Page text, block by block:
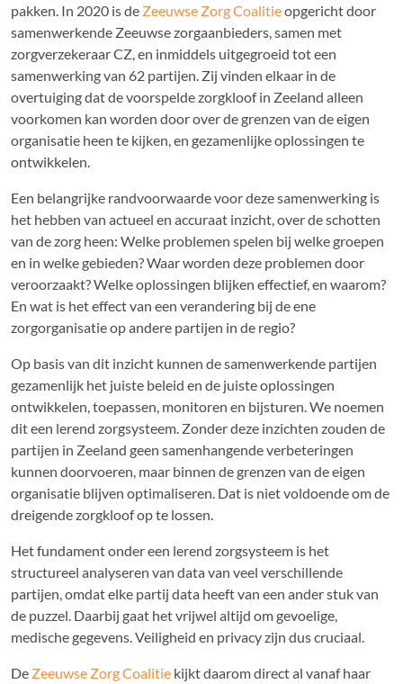
pakken. In 2020 is de Zeeuwse Zorg Coalitieopgericht door
samenwerkende Zeeuwse zorgaanbieders, samen met
zorgverzekeraar CZ, en inmiddels uitgegroeid tot een
samenwerking van 62 partijen. Zij vinden elkaar in de
overtuiging dat de voorspelde zorgkloof in Zeeland alleen
voorkomen kan worden door over de grenzen van de eigen
organisatie heen te kijken, en gezamenlijke oplossingen te
ontwikkelen.
Een belangrijke randvoorwaarde voor deze samenwerking is
het hebben van actueel en accuraat inzicht, over de schotten
van de zorg heen: Welke problemen spelen bij welke groepen
en in welke gebieden? Waar worden deze problemen door
veroorzaakt? Welke oplossingen blijken effectief, en waarom?
En wat is het effect van een verandering bij de ene
zorgorganisatie op andere partijen in de regio?
Op basis van dit inzicht kunnen de samenwerkende partijen
gezamenlijk het juiste beleid en de juiste oplossingen
ontwikkelen, toepassen, monitoren en bijsturen. We noemen
dit een lerend zorgsysteem. Zonder deze inzichten zouden de
partijen in Zeeland geen samenhangende verbeteringen
kunnen doorvoeren, maar binnen de grenzen van de eigen
organisatie blijven optimaliseren. Dat is niet voldoende om de
dreigende zorgkloof op te lossen.
Het fundament onder een lerend zorgsysteem is het
structureel analyseren van data van veel verschillende
partijen, omdat elke partij data heeft van een ander stuk van
de puzzel. Daarbij gaat het vrijwel altijd om gevoelige,
medische gegevens. Veiligheid en privacy zijn dus cruciaal.
De Zeeuwse Zorg Coalitie kijkt daarom direct al vanaf haar